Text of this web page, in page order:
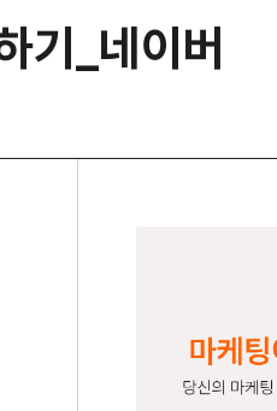
기_네이버